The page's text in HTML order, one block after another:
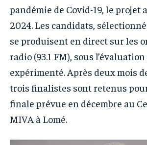
pandémie de Covid-19, le projet
2024. Les candidats,
se produisent en direct sur les
radio (93.1 FM), sous
expérimenté. Après deux mois
trois finalistes sont retenus
finale prévue en décembre au
MIVA à Lomé.